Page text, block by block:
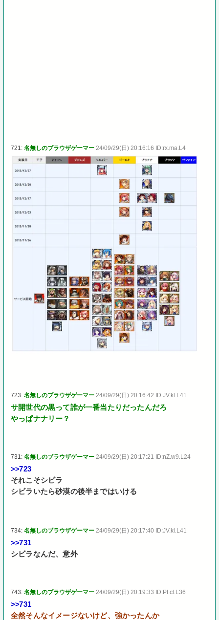
721:名無しのブラウザゲーマー 24/09/29(日) 20:16:16 ID:rx.ma.L4
723:名無しのブラウザゲーマー 24/09/29(日) 20:16:42 ID:JV.kl.L41
サ開世代の黒って誰が一番当たりだったんだろ
やっぱナナリー？
731:名無しのブラウザゲーマー 24/09/29(日) 20:17:21 ID:nZ.w9.L24
>>723
それこそシビラ
シビラいたら砂漠の後半まではいける
734:名無しのブラウザゲーマー 24/09/29(日) 20:17:40 ID:JV.kl.L41
>>731
シビラなんだ、意外
743:名無しのブラウザゲーマー 24/09/29(日) 20:19:33 ID:PI.cl.L36
>>731
全然そんなイメージないけど、強かったんか